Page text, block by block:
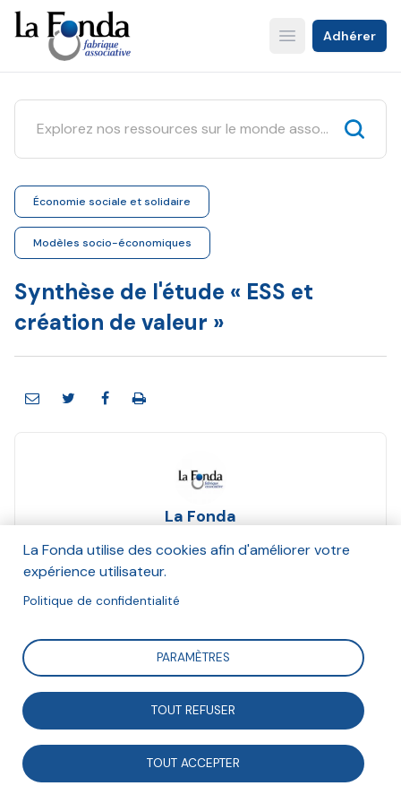
Aller
au
contenu
principal
Open main menu
Adhérer
Économie sociale et solidaire
Modèles socio-économiques
Synthèse de l'étude « ESS et
création de valeur »
La Fonda
Octobre 2019
La Fonda, l'Avise et le Labo de l'ESS publient une
synthèse de leurs travaux d'étude autour de la mesure
La Fonda utilise des cookies afin d'améliorer votre
expérience utilisateur.
Politique de confidentialité
PARAMÈTRES
TOUT REFUSER
TOUT ACCEPTER